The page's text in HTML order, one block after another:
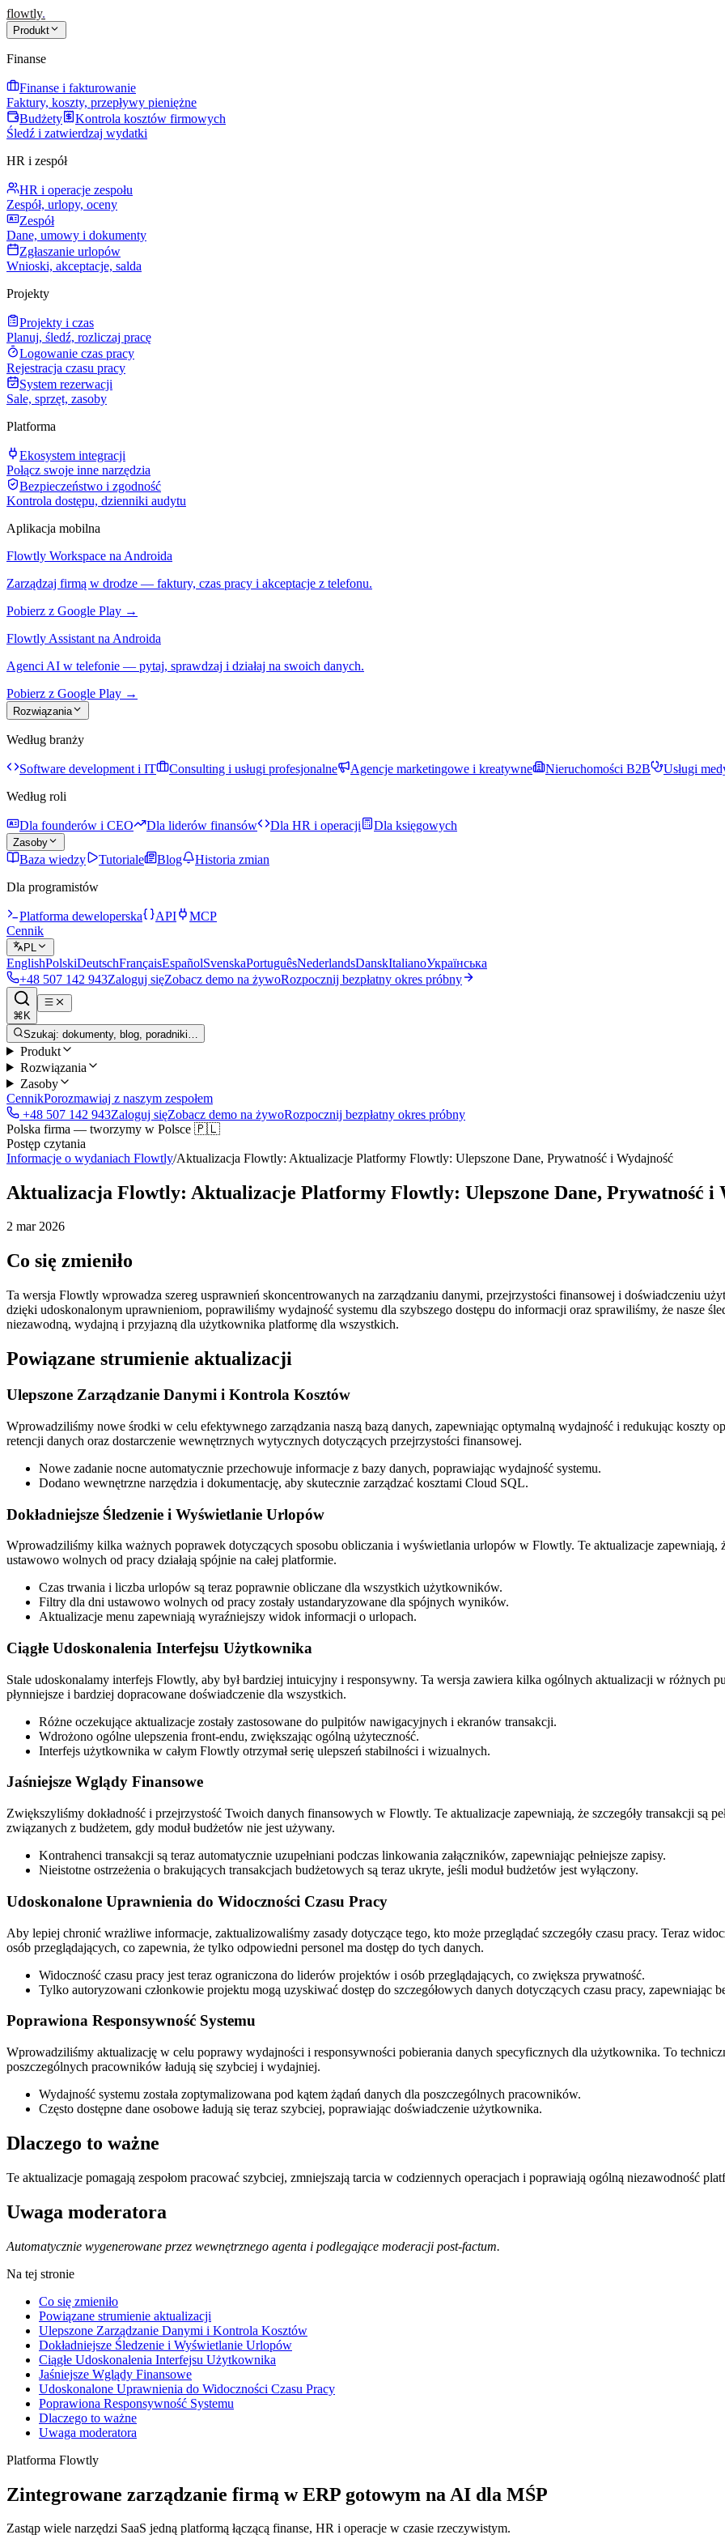
flowtly.
Produkt
Finanse
Finanse i fakturowanie
Faktury, koszty, przepływy pieniężne
Budżety
Kontrola kosztów firmowych
Śledź i zatwierdzaj wydatki
HR i zespół
HR i operacje zespołu
Zespół, urlopy, oceny
Zespół
Dane, umowy i dokumenty
Zgłaszanie urlopów
Wnioski, akceptacje, salda
Projekty
Projekty i czas
Planuj, śledź, rozliczaj pracę
Logowanie czas pracy
Rejestracja czasu pracy
System rezerwacji
Sale, sprzęt, zasoby
Platforma
Ekosystem integracji
Połącz swoje inne narzędzia
Bezpieczeństwo i zgodność
Kontrola dostępu, dzienniki audytu
Aplikacja mobilna
Flowtly Workspace na Androida
Zarządzaj firmą w drodze — faktury, czas pracy i akceptacje z telefonu.
Pobierz z Google Play →
Flowtly Assistant na Androida
Agenci AI w telefonie — pytaj, sprawdzaj i działaj na swoich danych.
Pobierz z Google Play →
Rozwiązania
Według branży
Software development i IT Consulting i usługi profesjonalne Agencje marketingowe i kreatywne Nieruchomości B2B
Usługi
Według roli
Dla founderów i CEO Dla liderów finansów Dla HR i operacji Dla księgowych
Zasoby
Baza wiedzy Tutoriale Blog
Historia zmian
Dla programistów
Platforma deweloperska API
MCP
Cennik
PL
EnglishPolskiDeutschFrançaisEspañolSvenskaPortuguêsNederlandsDanskItalianoУкраїнська
+48 507 142 943Zaloguj sięZobacz demo na żywoRozpocznij bezpłatny okres próbny
⌘K
Szukaj: dokumenty, blog, poradniki…
Produkt
Rozwiązania
Zasoby
CennikPorozmawiaj z naszym zespołem
+48 507 142 943Zaloguj sięZobacz demo na żywoRozpocznij bezpłatny okres próbny
Polska firma — tworzymy w Polsce 🇵🇱
Postęp czytania
Informacje o wydaniach Flowtly/Aktualizacja Flowtly: Aktualizacje Platformy Flowtly: Ulepszone Dane, Prywatność i Wydajność
Aktualizacja Flowtly: Aktualizacje Platformy Flowtly: Ulepszone Dane, Prywatność i
2 mar 2026
Co się zmieniło
Ta wersja Flowtly wprowadza szereg usprawnień skoncentrowanych na zarządzaniu danymi, przejrzystości finansowej i doświadczeniu
dzięki udoskonalonym uprawnieniom, poprawiliśmy wydajność systemu dla szybszego dostępu do informacji oraz sprawiliśmy, że nasze
niezawodną, wydajną i przyjazną dla użytkownika platformę dla wszystkich.
Powiązane strumienie aktualizacji
Ulepszone Zarządzanie Danymi i Kontrola Kosztów
Wprowadziliśmy nowe środki w celu efektywnego zarządzania naszą bazą danych, zapewniając optymalną wydajność i redukując koszty
retencji danych oraz dostarczenie wewnętrznych wytycznych dotyczących przejrzystości finansowej.
Nowe zadanie nocne automatycznie przechowuje informacje z bazy danych, poprawiając wydajność systemu.
Dodano wewnętrzne narzędzia i dokumentację, aby skutecznie zarządzać kosztami Cloud SQL.
Dokładniejsze Śledzenie i Wyświetlanie Urlopów
Wprowadziliśmy kilka ważnych poprawek dotyczących sposobu obliczania i wyświetlania urlopów w Flowtly. Te aktualizacje zapewniają,
ustawowo wolnych od pracy działają spójnie na całej platformie.
Czas trwania i liczba urlopów są teraz poprawnie obliczane dla wszystkich użytkowników.
Filtry dla dni ustawowo wolnych od pracy zostały ustandaryzowane dla spójnych wyników.
Aktualizacje menu zapewniają wyraźniejszy widok informacji o urlopach.
Ciągłe Udoskonalenia Interfejsu Użytkownika
Stale udoskonalamy interfejs Flowtly, aby był bardziej intuicyjny i responsywny. Ta wersja zawiera kilka ogólnych aktualizacji w różnych
płynniejsze i bardziej dopracowane doświadczenie dla wszystkich.
Różne oczekujące aktualizacje zostały zastosowane do pulpitów nawigacyjnych i ekranów transakcji.
Wdrożono ogólne ulepszenia front-endu, zwiększając ogólną użyteczność.
Interfejs użytkownika w całym Flowtly otrzymał serię ulepszeń stabilności i wizualnych.
Jaśniejsze Wglądy Finansowe
Zwiększyliśmy dokładność i przejrzystość Twoich danych finansowych w Flowtly. Te aktualizacje zapewniają, że szczegóły transakcji są
związanych z budżetem, gdy moduł budżetów nie jest używany.
Kontrahenci transakcji są teraz automatycznie uzupełniani podczas linkowania załączników, zapewniając pełniejsze zapisy.
Nieistotne ostrzeżenia o brakujących transakcjach budżetowych są teraz ukryte, jeśli moduł budżetów jest wyłączony.
Udoskonalone Uprawnienia do Widoczności Czasu Pracy
Aby lepiej chronić wrażliwe informacje, zaktualizowaliśmy zasady dotyczące tego, kto może przeglądać szczegóły czasu pracy. Teraz
osób przeglądających, co zapewnia, że tylko odpowiedni personel ma dostęp do tych danych.
Widoczność czasu pracy jest teraz ograniczona do liderów projektów i osób przeglądających, co zwiększa prywatność.
Tylko autoryzowani członkowie projektu mogą uzyskiwać dostęp do szczegółowych danych dotyczących czasu pracy, zapewniając
Poprawiona Responsywność Systemu
Wprowadziliśmy aktualizację w celu poprawy wydajności i responsywności pobierania danych specyficznych dla użytkownika. To
poszczególnych pracowników ładują się szybciej i wydajniej.
Wydajność systemu została zoptymalizowana pod kątem żądań danych dla poszczególnych pracowników.
Często dostępne dane osobowe ładują się teraz szybciej, poprawiając doświadczenie użytkownika.
Dlaczego to ważne
Te aktualizacje pomagają zespołom pracować szybciej, zmniejszają tarcia w codziennych operacjach i poprawiają ogólną niezawodność
Uwaga moderatora
Automatycznie wygenerowane przez wewnętrznego agenta i podlegające moderacji post-factum.
Na tej stronie
Co się zmieniło
Powiązane strumienie aktualizacji
Ulepszone Zarządzanie Danymi i Kontrola Kosztów
Dokładniejsze Śledzenie i Wyświetlanie Urlopów
Ciągłe Udoskonalenia Interfejsu Użytkownika
Jaśniejsze Wglądy Finansowe
Udoskonalone Uprawnienia do Widoczności Czasu Pracy
Poprawiona Responsywność Systemu
Dlaczego to ważne
Uwaga moderatora
Platforma Flowtly
Zintegrowane zarządzanie firmą w ERP gotowym na AI dla MŚP
Zastąp wiele narzędzi SaaS jedną platformą łączącą finanse, HR i operacje w czasie rzeczywistym.